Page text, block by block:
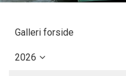
Galleri forside
2026